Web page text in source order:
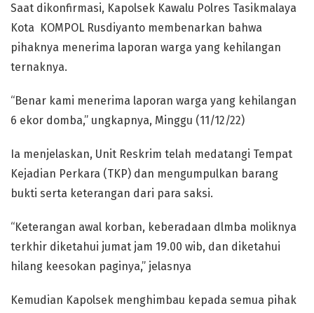
Saat dikonfirmasi, Kapolsek Kawalu Polres Tasikmalaya
Kota KOMPOL Rusdiyanto membenarkan bahwa
pihaknya menerima laporan warga yang kehilangan
ternaknya.
“Benar kami menerima laporan warga yang kehilangan
6 ekor domba,” ungkapnya, Minggu (11/12/22)
Ia menjelaskan, Unit Reskrim telah medatangi Tempat
Kejadian Perkara (TKP) dan mengumpulkan barang
bukti serta keterangan dari para saksi.
“Keterangan awal korban, keberadaan dlmba moliknya
terkhir diketahui jumat jam 19.00 wib, dan diketahui
hilang keesokan paginya,” jelasnya
Kemudian Kapolsek menghimbau kepada semua pihak